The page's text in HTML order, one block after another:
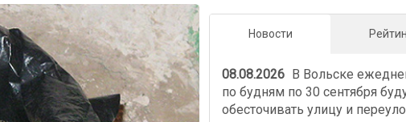
Новости
08.08.2026 В Вольске
по будням по 30 сентября
обесточивать улицу и